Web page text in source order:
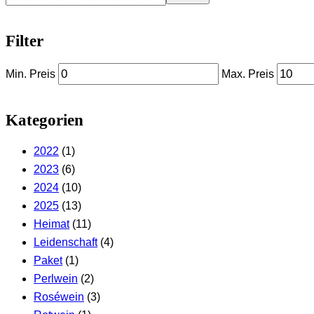
Filter
Min. Preis Max. Preis
Kategorien
2022 (1)
2023 (6)
2024 (10)
2025 (13)
Heimat (11)
Leidenschaft (4)
Paket (1)
Perlwein (2)
Roséwein (3)